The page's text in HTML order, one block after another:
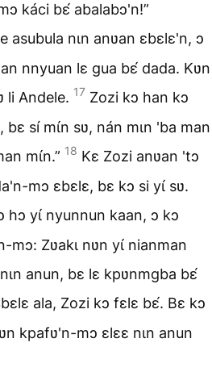
káci bɛ́ abalabɔ'n!”
asubula nɩn anʋan ɛbɛlɛ'n, ɔ
nnyuan lɛ gua bɛ́ dada. Kʋn
li Andele. 17 Zozi kɔ han kɔ
bɛ sí mɩ́n sʋ, nán mɩn 'ba man
mɩ́n.” 18 Kɛ Zozi anʋan 'tɔ
mɔ ɛbɛlɛ, bɛ kɔ si yɩ́ sʋ.
hɔ yɩ́ nyunnun kaan, ɔ kɔ
mɔ: Zʋakɩ nʋn yɩ́ nianman
anun, bɛ lɛ kpʋnmgba bɛ́
ala, Zozi kɔ fɛlɛ bɛ́. Bɛ kɔ
kpafʋ'n-mɔ ɛlɛɛ nɩn anun